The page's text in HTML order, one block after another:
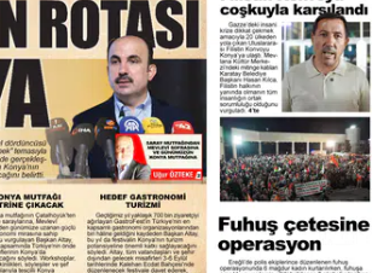
Tokat
Trabzon
Tunceli
Şanlıurfa
Uşak
Van